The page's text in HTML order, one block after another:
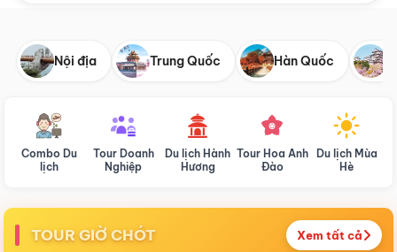
Nội địa Trung Quốc Hàn Quốc
Combo Du
lịch
Tour Doanh
Nghiệp
Du lịch Hành
Hương
Tour Hoa Anh
Đào
Du lịch Mùa
Hè
TOUR GIỜ CHÓT Xem tất cả
Điểm nổi bật